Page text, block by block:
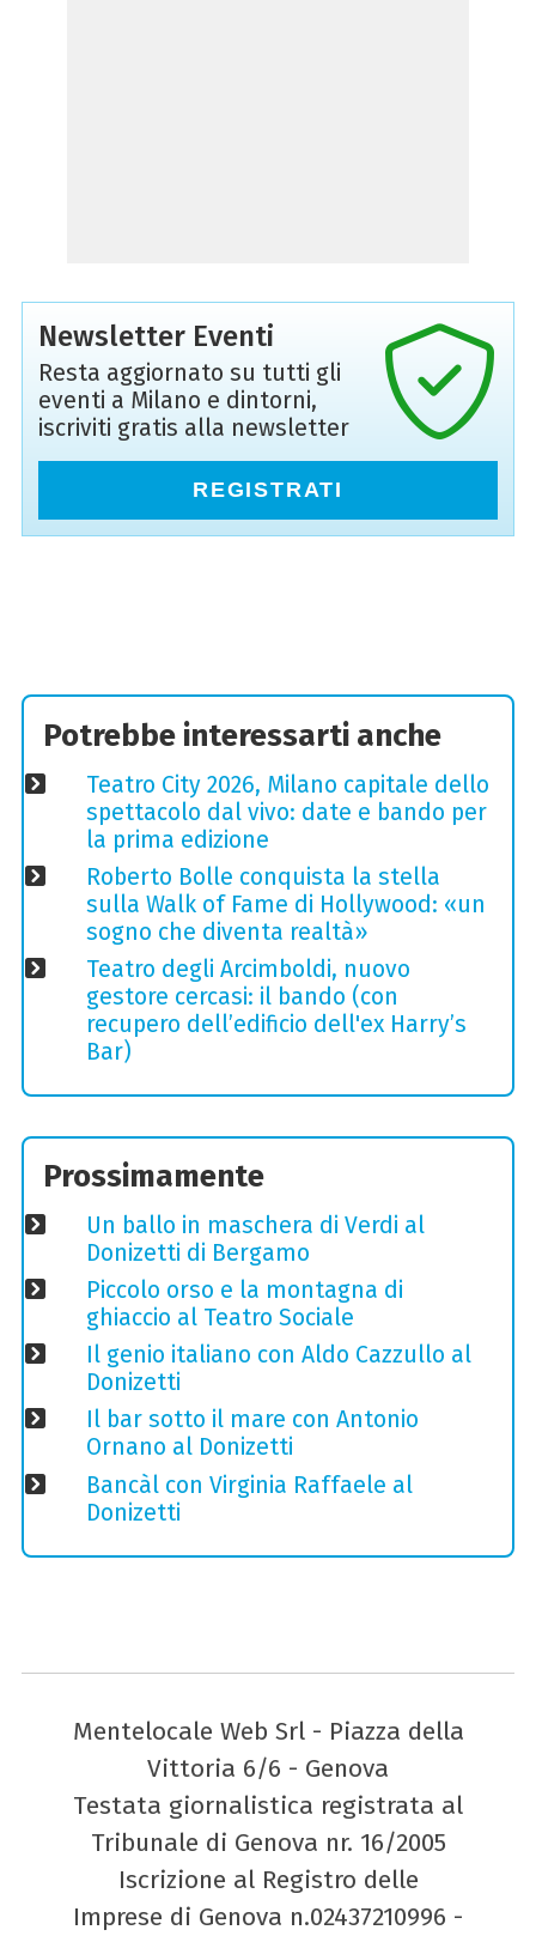
Newsletter Eventi
Resta aggiornato su tutti gli
eventi a Milano e dintorni,
iscriviti gratis alla newsletter
REGISTRATI
Potrebbe interessarti anche
Teatro City 2026, Milano capitale dello
spettacolo dal vivo: date e bando per
la prima edizione
Roberto Bolle conquista la stella
sulla Walk of Fame di Hollywood: «un
sogno che diventa realtà»
Teatro degli Arcimboldi, nuovo
gestore cercasi: il bando (con
recupero dell’edificio dell'ex Harry’s
Bar)
Prossimamente
Un ballo in maschera di Verdi al
Donizetti di Bergamo
Piccolo orso e la montagna di
ghiaccio al Teatro Sociale
Il genio italiano con Aldo Cazzullo al
Donizetti
Il bar sotto il mare con Antonio
Ornano al Donizetti
Bancàl con Virginia Raffaele al
Donizetti
Mentelocale Web Srl - Piazza della
Vittoria 6/6 - Genova
Testata giornalistica registrata al
Tribunale di Genova nr. 16/2005
Iscrizione al Registro delle
Imprese di Genova n.02437210996 -